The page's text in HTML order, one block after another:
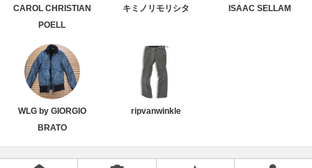
CAROL CHRISTIAN
POELL
キミノリモリシタ ISAAC SELLAM
WLG by GIORGIO
BRATO
ripvanwinkle